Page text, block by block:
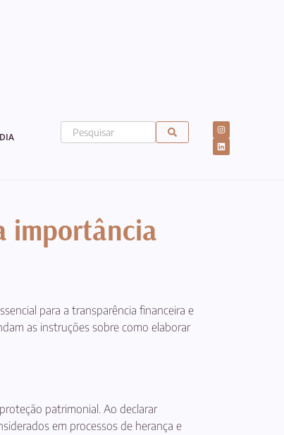
importância
para a transparência financeira e
as instruções sobre como elaborar
patrimonial. Ao declarar
em processos de herança e